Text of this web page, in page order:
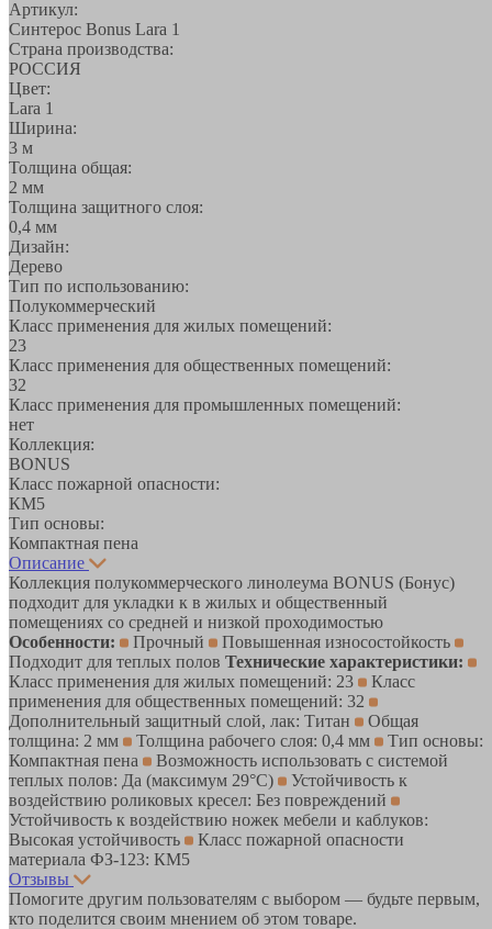
Артикул:
Синтерос Bonus Lara 1
Страна производства:
РОССИЯ
Цвет:
Lara 1
Ширина:
3 м
Толщина общая:
2 мм
Толщина защитного слоя:
0,4 мм
Дизайн:
Дерево
Тип по использованию:
Полукоммерческий
Класс применения для жилых помещений:
23
Класс применения для общественных помещений:
32
Класс применения для промышленных помещений:
нет
Коллекция:
BONUS
Класс пожарной опасности:
КМ5
Тип основы:
Компактная пена
Описание
Коллекция полукоммерческого линолеума BONUS (Бонус)
подходит для укладки к в жилых и общественный
помещениях со средней и низкой проходимостью
Особенности:
Прочный
Повышенная износостойкость
Подходит для теплых полов Технические характеристики:
Класс применения для жилых помещений: 23
Класс
применения для общественных помещений: 32
Дополнительный защитный слой, лак: Титан
Общая
толщина: 2 мм
Толщина рабочего слоя: 0,4 мм
Тип основы:
Компактная пена
Возможность использовать с системой
теплых полов: Да (максимум 29°C)
Устойчивость к
воздействию роликовых кресел: Без повреждений
Устойчивость к воздействию ножек мебели и каблуков:
Высокая устойчивость
Класс пожарной опасности
материала ФЗ-123: КМ5
Отзывы
Помогите другим пользователям с выбором — будьте первым,
кто поделится своим мнением об этом товаре.